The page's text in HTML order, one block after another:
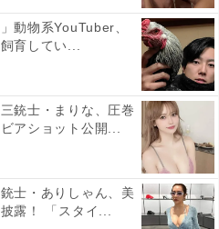
動物系YouTuber、
育してい...
銃士・まりな、圧巻
アショット公開...
士・ありしゃん、美
露！ 「スタイ...